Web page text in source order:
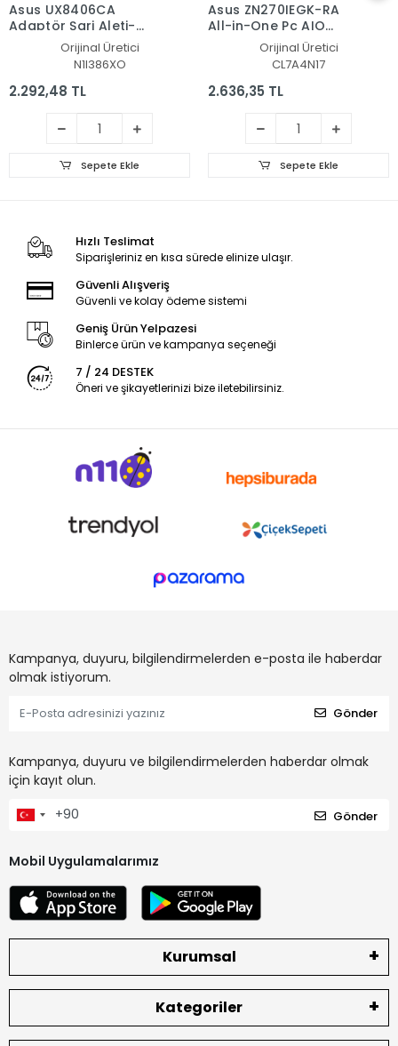
Asus UX8406CA
Adaptör Şarj Aleti-
Orijinal Üretici
N1I386XO
2.292,48 TL
Sepete Ekle
Asus ZN270IEGK-RA
All-in-One Pc AIO
Adaptör Şarj Aleti-
Orijinal Üretici
CL7A4N17
2.636,35 TL
Sepete Ekle
Hızlı Teslimat
Siparişleriniz en kısa sürede elinize ulaşır.
Güvenli Alışveriş
Güvenli ve kolay ödeme sistemi
Geniş Ürün Yelpazesi
Binlerce ürün ve kampanya seçeneği
7 / 24 DESTEK
Öneri ve şikayetlerinizi bize iletebilirsiniz.
Kampanya, duyuru, bilgilendirmelerden e-posta ile haberdar
olmak istiyorum.
Gönder
Kampanya, duyuru ve bilgilendirmelerden haberdar olmak
için kayıt olun.
Gönder
Mobil Uygulamalarımız
Kurumsal
Kategoriler